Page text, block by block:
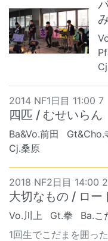
2014 NF1日目 11:00 7
四匹 / むせいらん
Ba&Vo.前田 Gt&Cho.
Cj.桑原
2018 NF2日目 14:00
大切なもの / ロー
Vo.川上 Gt.拳 Ba.こ
1回生でこだまを囲っ